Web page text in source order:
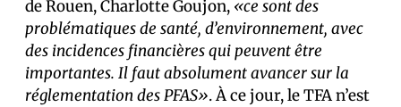
de Rouen, Charlotte Goujon, «ce sont des
problématiques de santé, d’environnement, avec
des incidences financières qui peuvent être
importantes. Il faut absolument avancer sur la
réglementation des PFAS». À ce jour, le TFA n’est